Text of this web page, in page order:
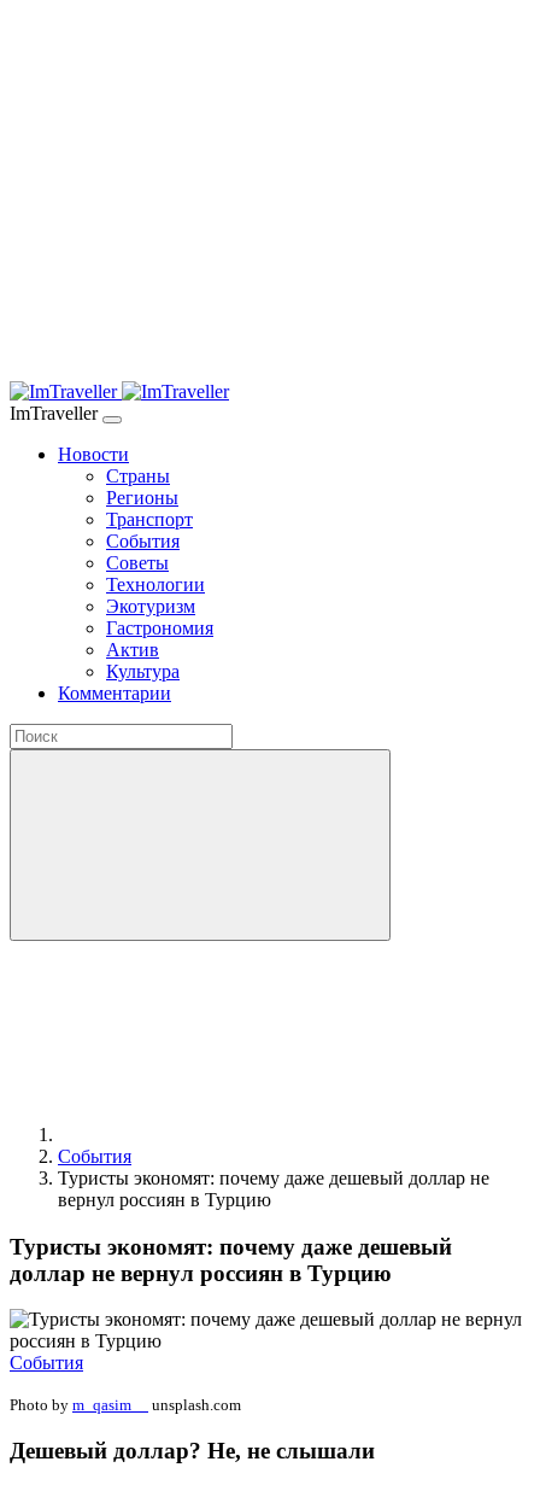
ImTraveller
Новости
Страны
Регионы
Транспорт
События
Советы
Технологии
Экотуризм
Гастрономия
Актив
Культура
Комментарии
События
Туристы экономят: почему даже дешевый доллар не
вернул россиян в Турцию
Туристы экономят: почему даже дешевый
доллар не вернул россиян в Турцию
События
Photo by m_qasim__ unsplash.com
Дешевый доллар? Не, не слышали